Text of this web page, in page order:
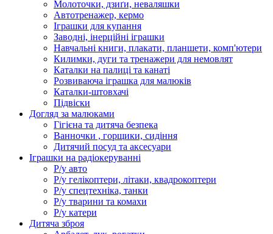
Молоточки, дзиґи, неваляшки
Автотренажер, кермо
Іграшки для купання
Заводні, інерційні іграшки
Навчальні книги, плакати, планшети, комп'ютери
Килимки, дуги та тренажери для немовлят
Каталки на палиці та канаті
Розвиваюча іграшка для малюків
Каталки-штовхачі
Підвіски
Догляд за малюками
Гігієна та дитяча безпека
Ванночки , горщики, сидіння
Дитячий посуд та аксесуари
Іграшки на радіокеруванні
Р/у авто
Р/у гелікоптери, літаки, квадрокоптери
Р/у спецтехніка, танки
Р/у тварини та комахи
Р/у катери
Дитяча зброя